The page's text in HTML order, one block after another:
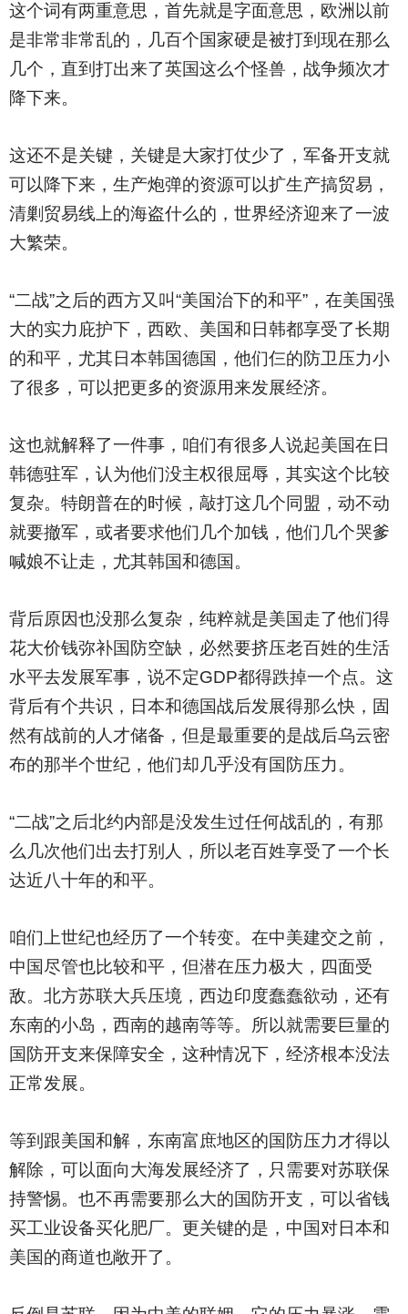
这个词有两重意思，首先就是字面意思，欧洲以前
是非常非常乱的，几百个国家硬是被打到现在那么
几个，直到打出来了英国这么个怪兽，战争频次才
降下来。
这还不是关键，关键是大家打仗少了，军备开支就
可以降下来，生产炮弹的资源可以扩生产搞贸易，
清剿贸易线上的海盗什么的，世界经济迎来了一波
大繁荣。
“二战”之后的西方又叫“美国治下的和平”，在美国强
大的实力庇护下，西欧、美国和日韩都享受了长期
的和平，尤其日本韩国德国，他们仨的防卫压力小
了很多，可以把更多的资源用来发展经济。
这也就解释了一件事，咱们有很多人说起美国在日
韩德驻军，认为他们没主权很屈辱，其实这个比较
复杂。特朗普在的时候，敲打这几个同盟，动不动
就要撤军，或者要求他们几个加钱，他们几个哭爹
喊娘不让走，尤其韩国和德国。
背后原因也没那么复杂，纯粹就是美国走了他们得
花大价钱弥补国防空缺，必然要挤压老百姓的生活
水平去发展军事，说不定GDP都得跌掉一个点。这
背后有个共识，日本和德国战后发展得那么快，固
然有战前的人才储备，但是最重要的是战后乌云密
布的那半个世纪，他们却几乎没有国防压力。
“二战”之后北约内部是没发生过任何战乱的，有那
么几次他们出去打别人，所以老百姓享受了一个长
达近八十年的和平。
咱们上世纪也经历了一个转变。在中美建交之前，
中国尽管也比较和平，但潜在压力极大，四面受
敌。北方苏联大兵压境，西边印度蠢蠢欲动，还有
东南的小岛，西南的越南等等。所以就需要巨量的
国防开支来保障安全，这种情况下，经济根本没法
正常发展。
等到跟美国和解，东南富庶地区的国防压力才得以
解除，可以面向大海发展经济了，只需要对苏联保
持警惕。也不再需要那么大的国防开支，可以省钱
买工业设备买化肥厂。更关键的是，中国对日本和
美国的商道也敞开了。